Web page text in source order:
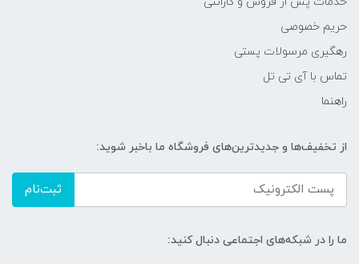
حریم خصوصی
رهگیری مرسولات پستی
تماس با آی تی تل
راهنما
از تخفیف‌ها و جدیدترین‌های فروشگاه ما باخبر شوید:
ثبت‌نام
ما را در شبکه‌های اجتماعی دنبال کنید: